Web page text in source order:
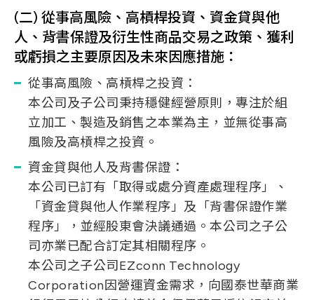
(二) 從事高風險、高槓桿投資、資金貸與他
人、背書保證及衍生性商品交易之政策、獲利
或虧損之主要原因及未來因應措施：
從事高風險、高槓桿之投資：
本公司及子公司秉持穩健經營原則，專注於組
立加工、製造及銷售之本業為主，並無從事高
風險及高槓桿之投資。
資金貸與他人及背書保證：
本公司已訂有「取得或處分資產處理程序」、
「資金貸與他人作業程序」及「背書保證作業
程序」，並經股東會決議通過。本公司之子公
司亦業已配合訂定其相關程序。
本公司之子公司EZconn Technology
Corporation因營運資金需求，向國泰世華商業